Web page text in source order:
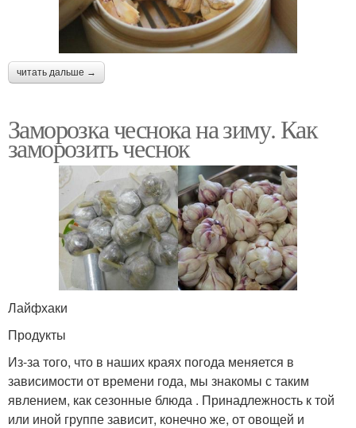
читать дальше →
Заморозка чеснока на зиму. Как
заморозить чеснок
Лайфхаки
Продукты
Из-за того, что в наших краях погода меняется в
зависимости от времени года, мы знакомы с таким
явлением, как сезонные блюда . Принадлежность к той
или иной группе зависит, конечно же, от овощей и